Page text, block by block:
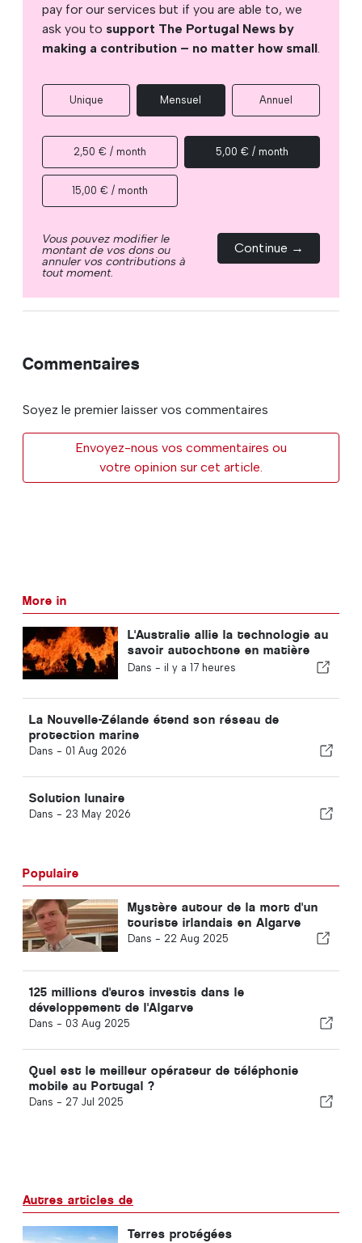
pay for our services but if you are able to, we
ask you to support The Portugal News by
making a contribution – no matter how small.
Unique Mensuel Annuel
2,50 € / month 5,00 € / month
15,00 € / month
Vous pouvez modifier le
montant de vos dons ou
annuler vos contributions à
tout moment.
Continue →
Commentaires
Soyez le premier laisser vos commentaires
Envoyez-nous vos commentaires ou
votre opinion sur cet article.
More in
L'Australie allie la technologie au
savoir autochtone en matière
d'incendies
Dans - il y a 17 heures
La Nouvelle-Zélande étend son réseau de
protection marine
Dans - 01 Aug 2026
Solution lunaire
Dans - 23 May 2026
Populaire
Mystère autour de la mort d'un
touriste irlandais en Algarve
Dans - 22 Aug 2025
125 millions d'euros investis dans le
développement de l'Algarve
Dans - 03 Aug 2025
Quel est le meilleur opérateur de téléphonie
mobile au Portugal ?
Dans - 27 Jul 2025
Autres articles de
Terres protégées